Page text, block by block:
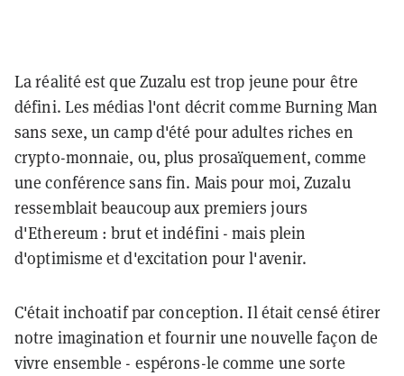
La réalité est que Zuzalu est trop jeune pour être
défini. Les médias l'ont décrit comme Burning Man
sans sexe, un camp d'été pour adultes riches en
crypto-monnaie, ou, plus prosaïquement, comme
une conférence sans fin. Mais pour moi, Zuzalu
ressemblait beaucoup aux premiers jours
d'Ethereum : brut et indéfini - mais plein
d'optimisme et d'excitation pour l'avenir.
C'était inchoatif par conception. Il était censé étirer
notre imagination et fournir une nouvelle façon de
vivre ensemble - espérons-le comme une sorte